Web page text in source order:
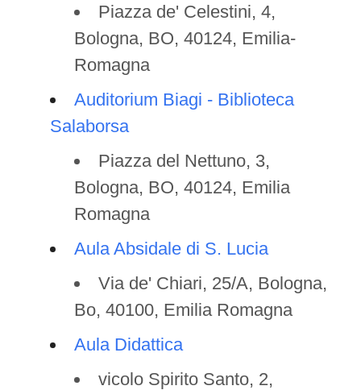
Piazza de' Celestini, 4,
Bologna, BO, 40124, Emilia-
Romagna
Auditorium Biagi - Biblioteca
Salaborsa
Piazza del Nettuno, 3,
Bologna, BO, 40124, Emilia
Romagna
Aula Absidale di S. Lucia
Via de' Chiari, 25/A, Bologna,
Bo, 40100, Emilia Romagna
Aula Didattica
vicolo Spirito Santo, 2,